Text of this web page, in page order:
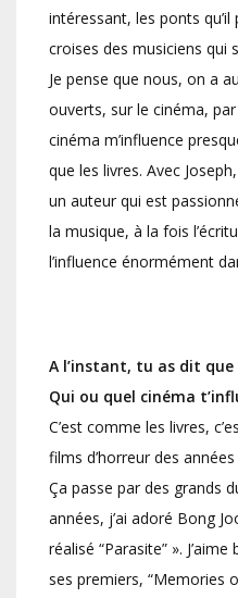
intéressant, les ponts
croises des musiciens qui
Je pense que nous, on a
ouverts, sur le cinéma,
cinéma m’influence
que les livres. Avec
un auteur qui est
la musique, à la fois
l’influence énormément
A l’instant, tu as dit
Qui ou quel cinéma
C’est comme les livres,
films d’horreur des
Ça passe par des grands
années, j’ai adoré Bong
réalisé “Parasite” ».
ses premiers, “Memories